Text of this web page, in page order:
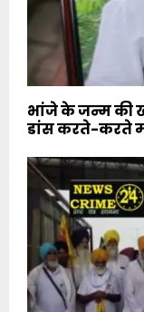
भांजे के जन्म की
डांस करते-करते